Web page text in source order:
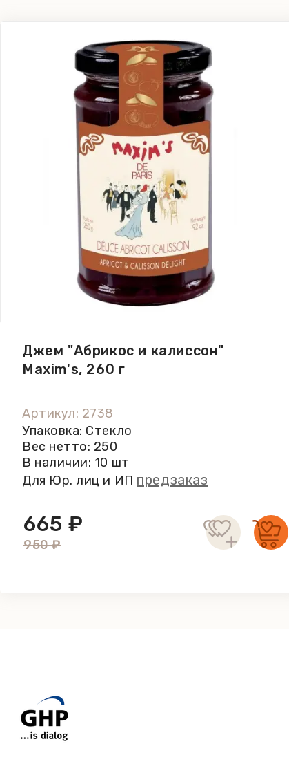
Джем "Абрикос и калиссон"
Maxim's, 260 г
Артикул: 2738
Упаковка: Стекло
Вес нетто: 250
В наличии: 10 шт
Для Юр. лиц и ИП предзаказ
665 ₽
950 ₽